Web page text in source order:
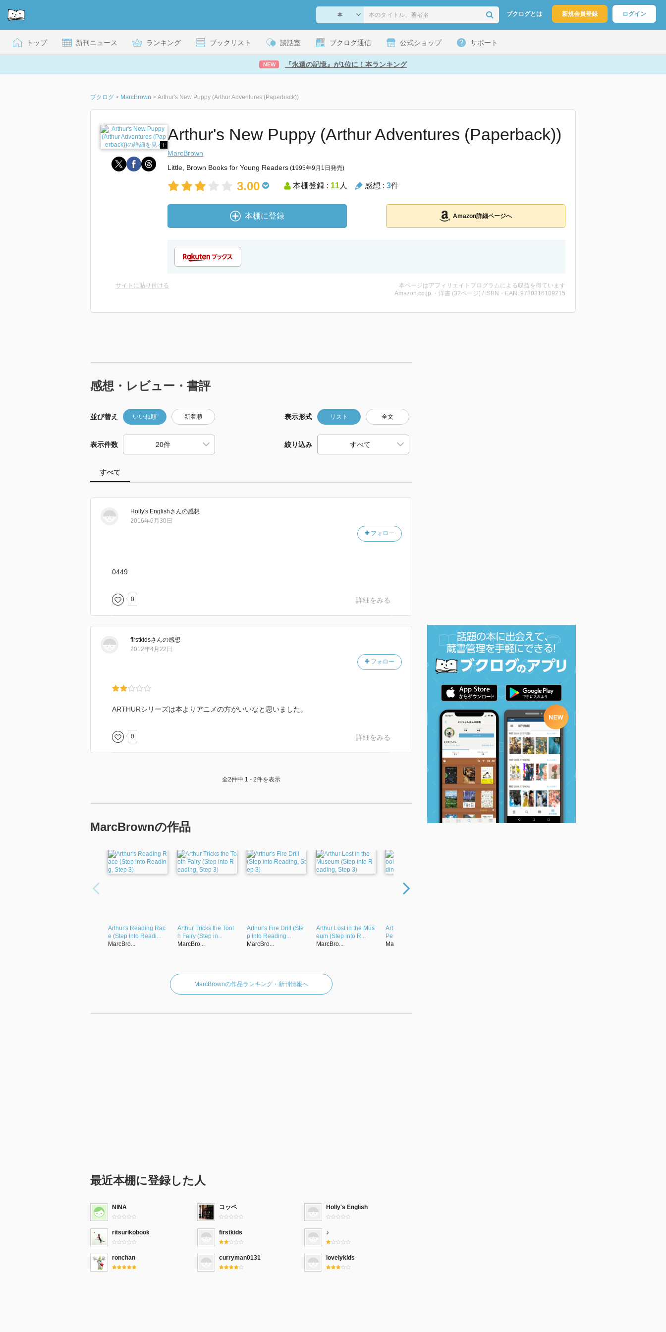
ブクログとは 新規会員登録 ログイン
トップ 新刊ニュース ランキング ブックリスト 談話室 ブクログ通信 公式ショップ サポート
NEW 『永遠の記憶』が1位に！本ランキング
ブクログ > MarcBrown > Arthur's New Puppy (Arthur Adventures (Paperback))
Arthur's New Puppy (Arthur Adventures (Paperback))
MarcBrown
Little, Brown Books for Young Readers(1995年9月1日発売)
3.00 本棚登録 : 11人 感想 : 3件
本棚に登録 Amazon詳細ページへ
サイトに貼り付ける
本ページはアフィリエイトプログラムによる収益を得ています
Amazon.co.jp ・洋書 (32ページ) / ISBN・EAN: 9780316109215
感想・レビュー・書評
並び替え いいね順 新着順 表示形式 リスト 全文
表示件数 絞り込み
すべて
Holly's Englishさんの感想
フォロー
2016年6月30日
0449
0 詳細をみる
firstkidsさんの感想
フォロー
2012年4月22日
ARTHURシリーズは本よりアニメの方がいいなと思いました。
0 詳細をみる
全2件中 1 - 2件を表示
MarcBrownの作品
Arthur's Reading Rac
e (Step into Readi...
MarcBro...
Arthur Tricks the Toot
h Fairy (Step in...
MarcBro...
Arthur's Fire Drill (Ste
p into Reading...
MarcBro...
Arthur Lost in the Mus
eum (Step into R...
MarcBro...
Arthur and the School
Pet (Step into R...
MarcBro...
MarcBrownの作品ランキング・新刊情報へ
最近本棚に登録した人
NINA コッペ Holly's English
ritsurikobook firstkids ♪
ronchan curryman0131 lovelykids